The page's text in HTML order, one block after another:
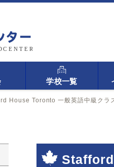
学校一覧
House Toronto 一般英語中級クラ